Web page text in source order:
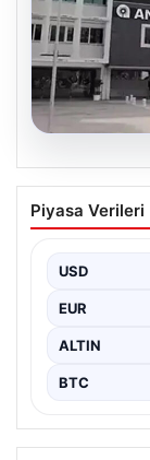
06.08.2026
iki yeni
Piyasa Verileri
USD
EUR
ALTIN
BTC